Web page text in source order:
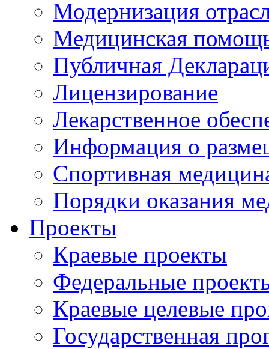
Модернизация
Медицинская
Публичная
Лицензирование
Лекарственное
Информация о
Спортивная
Порядки оказания
Проекты
Краевые проекты
Федеральные
Краевые целевые
Государственная